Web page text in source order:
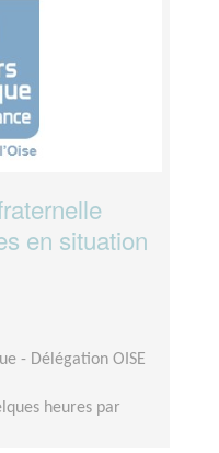
en situation
- Délégation OISE
heures par